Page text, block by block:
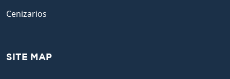
Cenizarios
SITE MAP